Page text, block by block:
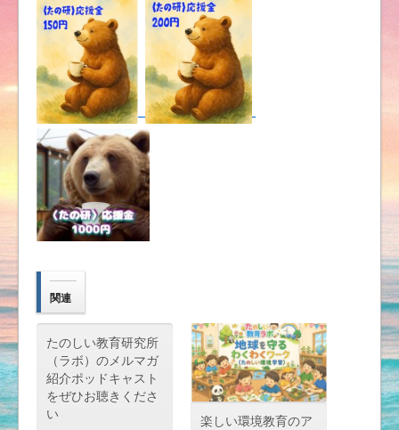
関連
たのしい教育研究所
（ラボ）のメルマガ
紹介ポッドキャスト
をぜひお聴きくださ
い
楽しい環境教育のア